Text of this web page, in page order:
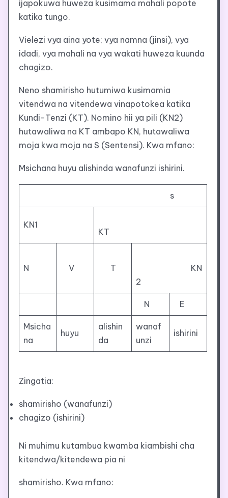
ijapokuwa huweza kusimama mahali popote
katika tungo.
Vielezi vya aina yote; vya namna (jinsi), vya
idadi, vya mahali na vya wakati huweza kuunda
chagizo.
Neno shamirisho hutumiwa kusimamia
vitendwa na vitendewa vinapotokea katika
Kundi-Tenzi (KT). Nomino hii ya pili (KN2)
hutawaliwa na KT ambapo KN, hutawaliwa
moja kwa moja na S (Sentensi). Kwa mfano:
Msichana huyu alishinda wanafunzi ishirini.
s
KN1
KT
N V T
KN
2
N E
Msicha
na
huyu
alishin
da
wanaf
unzi
ishirini
Zingatia:
shamirisho (wanafunzi)
chagizo (ishirini)
Ni muhimu kutambua kwamba kiambishi cha
kitendwa/kitendewa pia ni
shamirisho. Kwa mfano: